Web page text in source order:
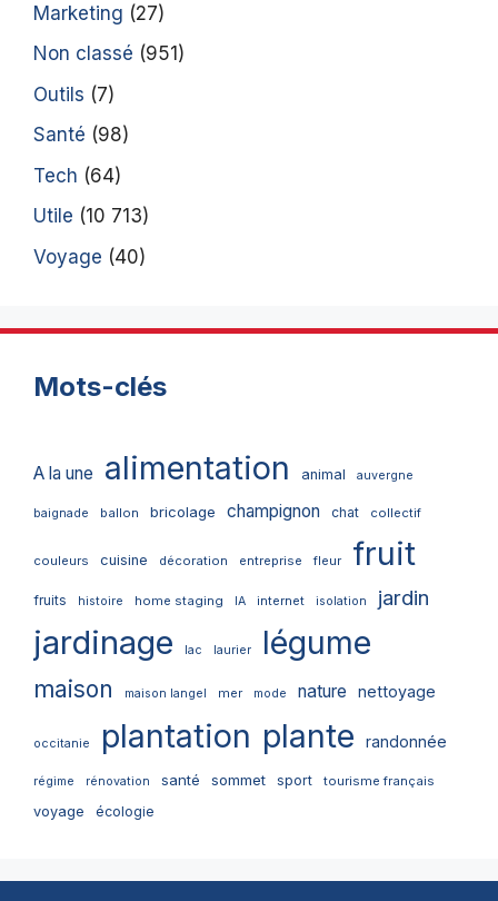
Marketing (27)
Non classé (951)
Outils (7)
Santé (98)
Tech (64)
Utile (10 713)
Voyage (40)
Mots-clés
A la une alimentation animal auvergne
baignade ballon bricolage champignon chat collectif
couleurs cuisine décoration entreprise fleur fruit
fruits histoire home staging IA internet isolation jardin
jardinage lac laurier légume
maison maison langel mer mode nature nettoyage
occitanie plantation plante randonnée
régime rénovation santé sommet sport tourisme français
voyage écologie